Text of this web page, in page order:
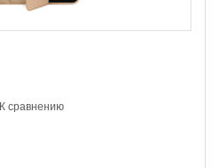
К сравнению